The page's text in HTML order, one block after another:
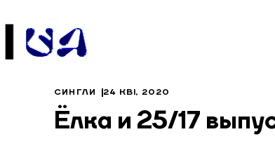
СИНГЛИ 24 КВІ, 2020
Ёлка и 25/17